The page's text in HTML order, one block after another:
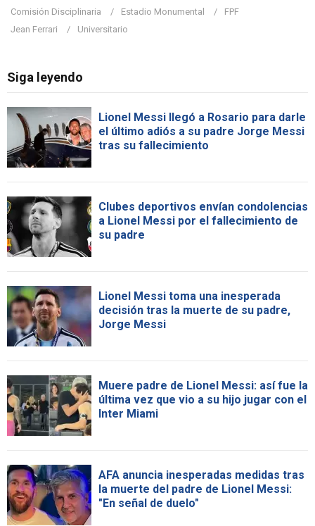
Comisión Disciplinaria
Estadio Monumental
FPF
Jean Ferrari
Universitario
Siga leyendo
Lionel Messi llegó a Rosario para darle
el último adiós a su padre Jorge Messi
tras su fallecimiento
Clubes deportivos envían condolencias
a Lionel Messi por el fallecimiento de
su padre
Lionel Messi toma una inesperada
decisión tras la muerte de su padre,
Jorge Messi
Muere padre de Lionel Messi: así fue la
última vez que vio a su hijo jugar con el
Inter Miami
AFA anuncia inesperadas medidas tras
la muerte del padre de Lionel Messi:
"En señal de duelo"